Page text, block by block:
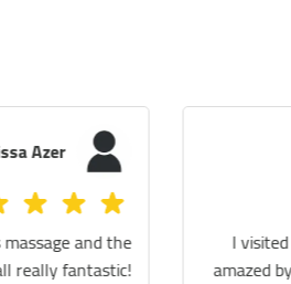
the zero gravity massage chair, it's
I also enjoyed the floating and